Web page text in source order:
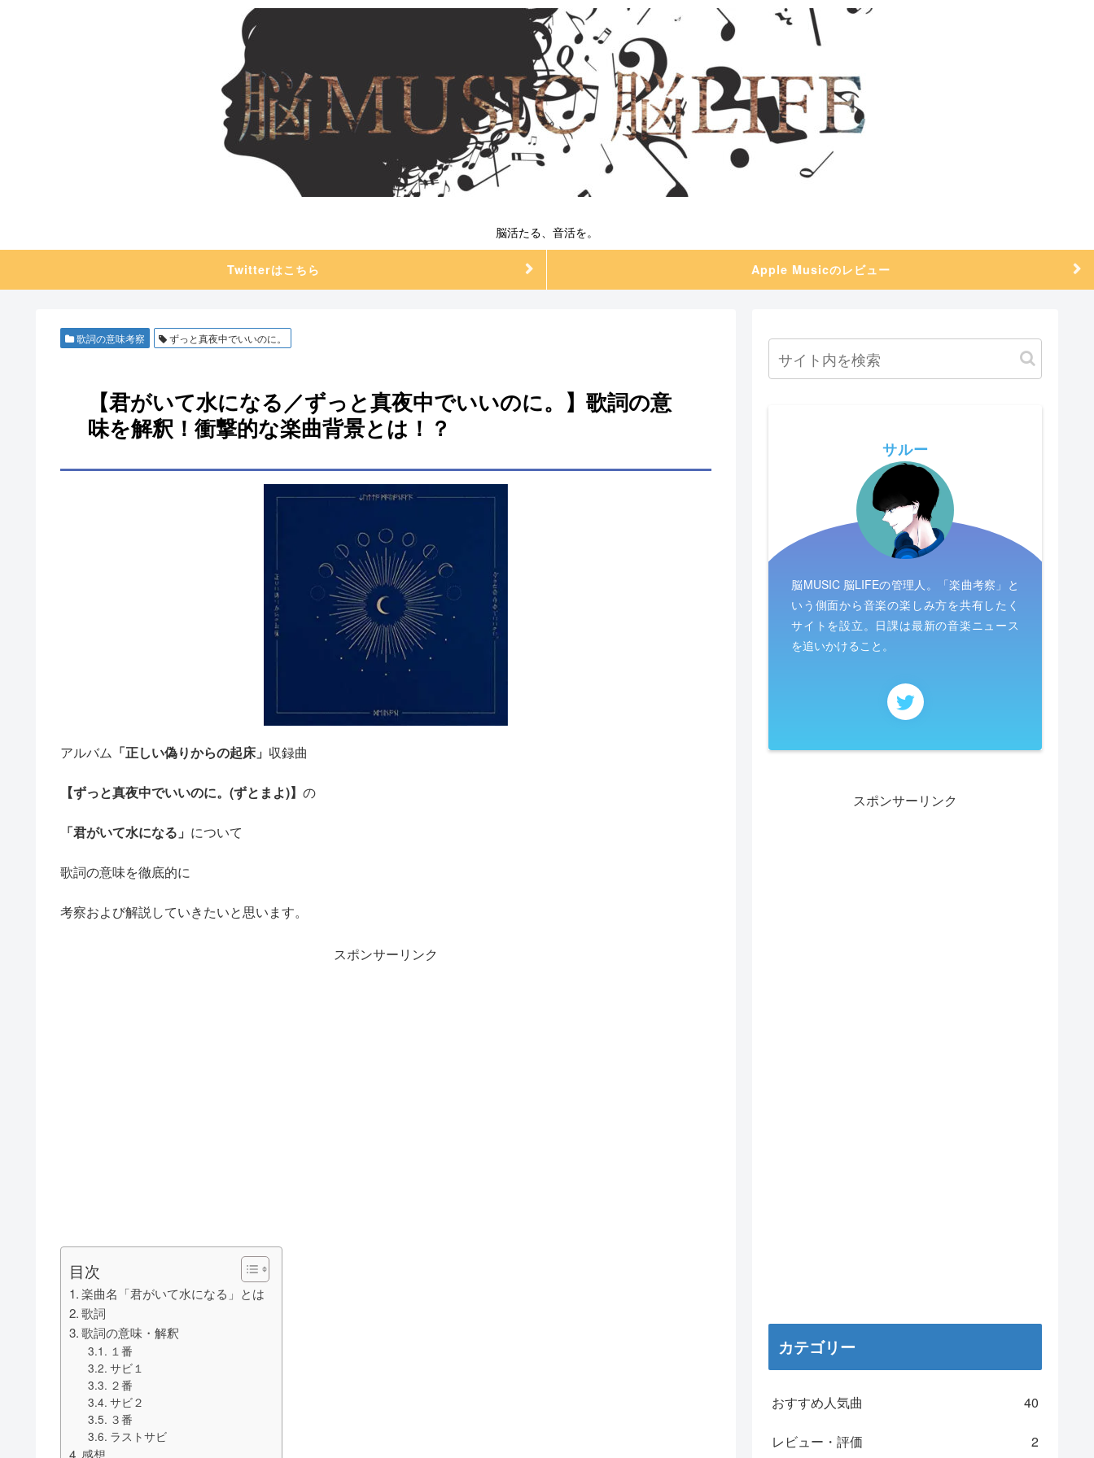
脳活たる、音活を。
Twitterはこちら Apple Musicのレビュー
歌詞の意味考察 ずっと真夜中でいいのに。
【君がいて水になる／ずっと真夜中でいいのに。】歌詞の意
味を解釈！衝撃的な楽曲背景とは！？
アルバム 「正しい偽りからの起床」 収録曲
【ずっと真夜中でいいのに。(ずとまよ)】 の
「君がいて水になる」 について
歌詞の意味を徹底的に
考察および解説していきたいと思います。
スポンサーリンク
目次
楽曲名「君がいて水になる」とは
歌詞
歌詞の意味・解釈
１番
サビ１
２番
サビ２
３番
ラストサビ
感想
サルー
脳MUSIC 脳LIFEの管理人。「楽曲考察」と
いう側面から音楽の楽しみ方を共有したく
サイトを設立。日課は最新の音楽ニュース
を追いかけること。
スポンサーリンク
カテゴリー
おすすめ人気曲 40
レビュー・評価 2